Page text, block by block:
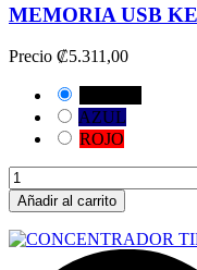
MEMORIA USB
Precio ₡5.311,00
AZUL
ROJO
Añadir al carrito